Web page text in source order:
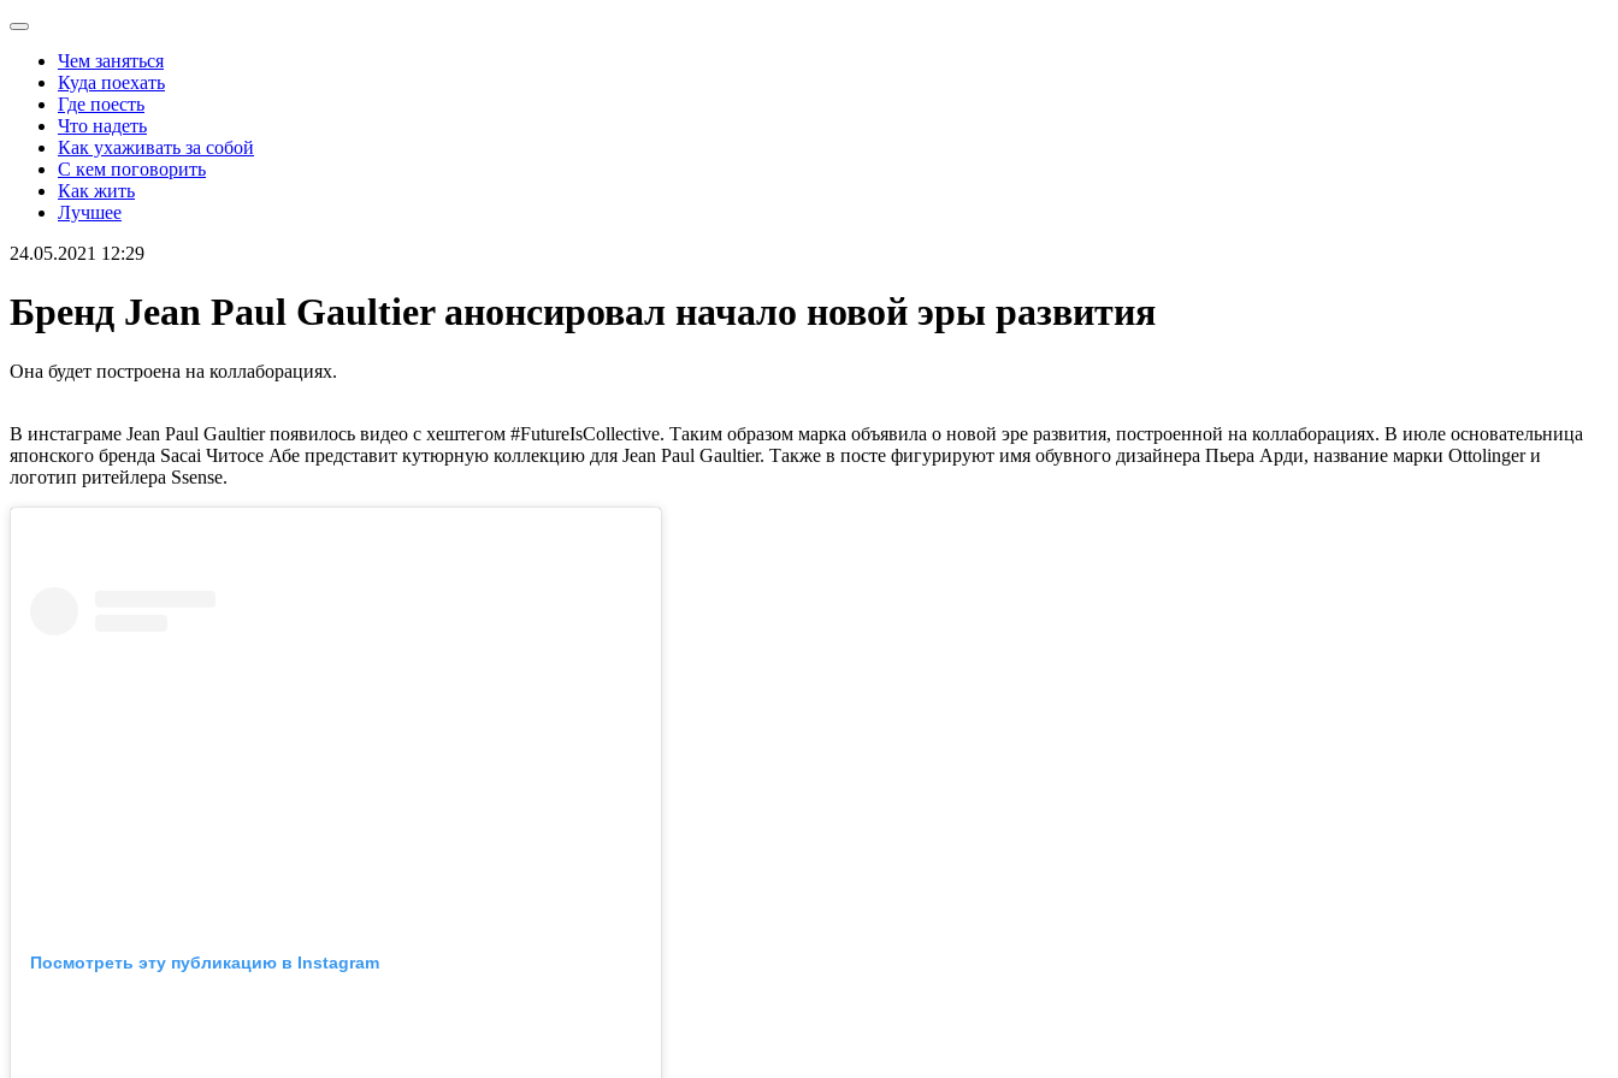
Чем заняться
Куда поехать
Где поесть
Что надеть
Как ухаживать за собой
С кем поговорить
Как жить
Лучшее
24.05.2021 12:29
Бренд Jean Paul Gaultier анонсировал начало новой эры развития
Она будет построена на коллаборациях.
В инстаграме Jean Paul Gaultier появилось видео с хештегом #FutureIsCollective. Таким образом марка объявила о новой эре развития, построенной на коллаборациях. В июле основательница
японского бренда Sacai Читосе Абе представит кутюрную коллекцию для Jean Paul Gaultier. Также в посте фигурируют имя обувного дизайнера Пьера Арди, название марки Ottolinger и
логотип ритейлера Ssense.
Посмотреть эту публикацию в Instagram